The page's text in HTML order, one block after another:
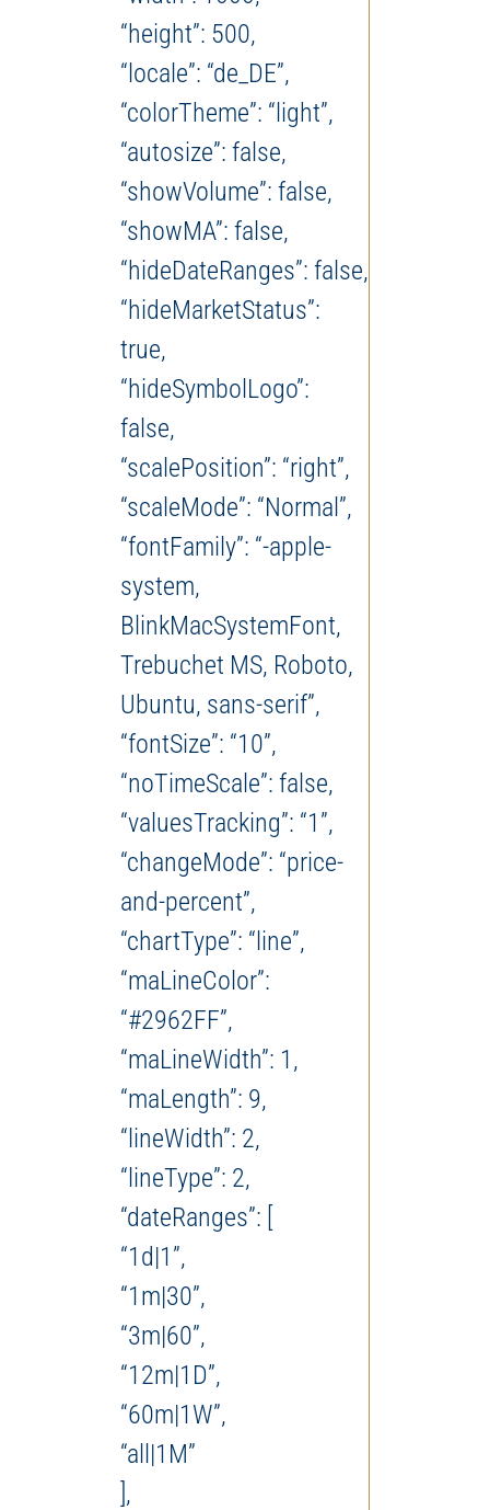
“height”: 500,
“locale”: “de_DE”,
“colorTheme”: “light”,
“autosize”: false,
“showVolume”: false,
“showMA”: false,
“hideDateRanges”: false,
“hideMarketStatus”:
true,
“hideSymbolLogo”:
false,
“scalePosition”: “right”,
“scaleMode”: “Normal”,
“fontFamily”: “-apple-
system,
BlinkMacSystemFont,
Trebuchet MS, Roboto,
Ubuntu, sans-serif”,
“fontSize”: “10”,
“noTimeScale”: false,
“valuesTracking”: “1”,
“changeMode”: “price-
and-percent”,
“chartType”: “line”,
“maLineColor”:
“#2962FF”,
“maLineWidth”: 1,
“maLength”: 9,
“lineWidth”: 2,
“lineType”: 2,
“dateRanges”: [
“1d|1”,
“1m|30”,
“3m|60”,
“12m|1D”,
“60m|1W”,
“all|1M”
],